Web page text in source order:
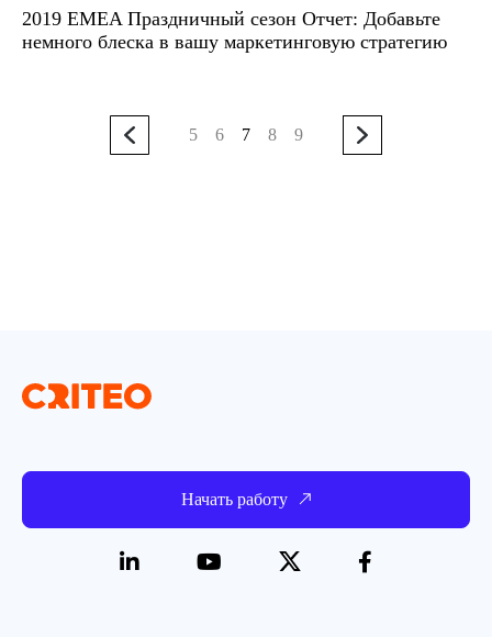
2019 EMEA Праздничный сезон Отчет: Добавьте
немного блеска в вашу маркетинговую стратегию
5 6 7 8 9
Начать работу